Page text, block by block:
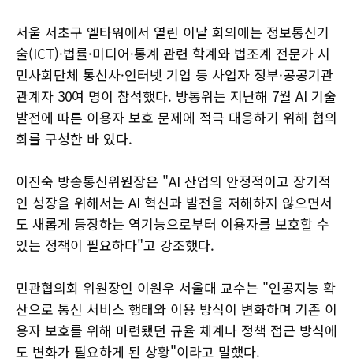
서울 서초구 엘타워에서 열린 이날 회의에는 정보통신기
술(ICT)·법률·미디어·통계 관련 학계와 법조계 전문가 시
민사회단체 통신사·인터넷 기업 등 사업자 정부·공공기관
관계자 30여 명이 참석했다. 방통위는 지난해 7월 AI 기술
발전에 따른 이용자 보호 문제에 적극 대응하기 위해 협의
회를 구성한 바 있다.
이진숙 방송통신위원장은 "AI 산업의 안정적이고 장기적
인 성장을 위해서는 AI 혁신과 발전을 저해하지 않으면서
도 새롭게 등장하는 역기능으로부터 이용자를 보호할 수
있는 정책이 필요하다"고 강조했다.
민관협의회 위원장인 이원우 서울대 교수는 "인공지능 확
산으로 통신 서비스 행태와 이용 방식이 변화하며 기존 이
용자 보호를 위해 마련됐던 규율 체계나 정책 접근 방식에
도 변화가 필요하게 된 상황"이라고 말했다.